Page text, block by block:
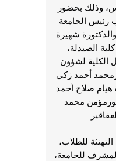
وذلك بحضور
رئيس الجامعة
شهيرة
الصيدلة،
الكلية لشؤون
أحمد زكي
هيام صلاح أحمد
محمد
للطلاب،
للجامعة،